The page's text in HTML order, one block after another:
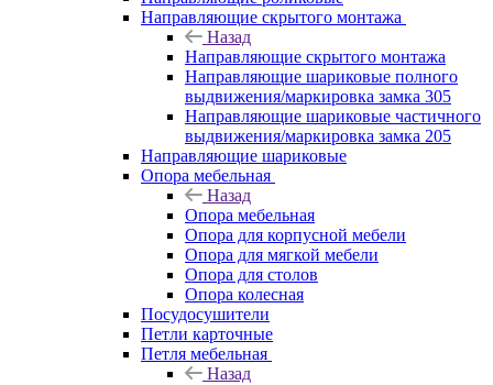
Направляющие скрытого монтажа
Назад
Направляющие скрытого монтажа
Направляющие шариковые полного
выдвижения/маркировка замка 305
Направляющие шариковые частичного
выдвижения/маркировка замка 205
Направляющие шариковые
Опора мебельная
Назад
Опора мебельная
Опора для корпусной мебели
Опора для мягкой мебели
Опора для столов
Опора колесная
Посудосушители
Петли карточные
Петля мебельная
Назад